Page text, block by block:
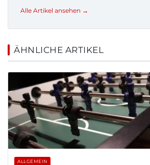
Alle Artikel ansehen →
ÄHNLICHE ARTIKEL
ALLGEMEIN